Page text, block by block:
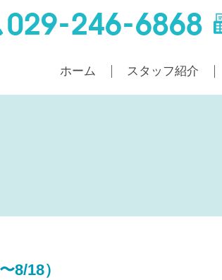
ホーム スタッフ紹介
8/18）